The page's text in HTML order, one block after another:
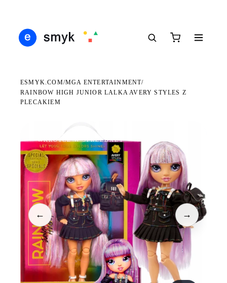
ESMYK.COM/MGA ENTERTAINMENT/
RAINBOW HIGH JUNIOR LALKA AVERY STYLES Z
PLECAKIEM
WKRÓTCE W SPRZEDAŻY
← →